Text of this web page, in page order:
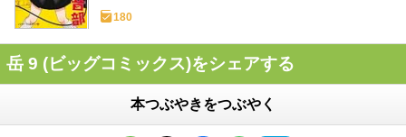
180
岳 9 (ビッグコミックス)をシェアする
本つぶやきをつぶやく